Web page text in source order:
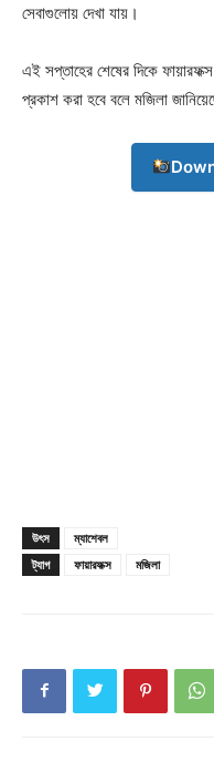
About
সেবাগুলোয় দেখা যায়।
এই সপ্তাহের শেষের দিকে
প্রকাশ করা হবে বলে মজিলা
উৎস
ম্যাশেবল
ট্যাগ
ফায়ারফক্স মজিলা